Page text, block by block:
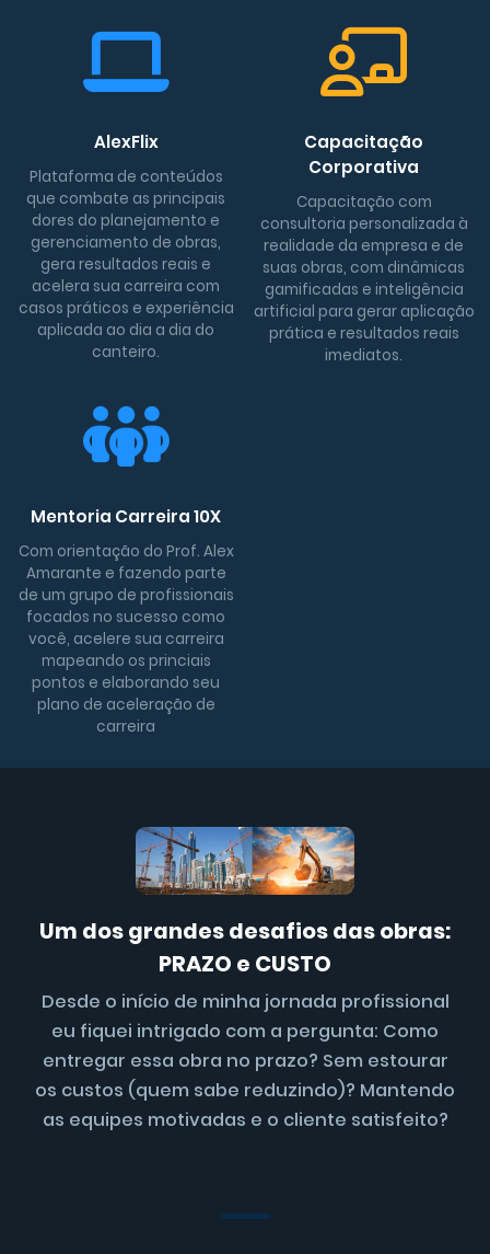
AlexFlix
Plataforma de conteúdos
que combate as principais
dores do planejamento e
gerenciamento de obras,
gera resultados reais e
acelera sua carreira com
casos práticos e experiência
aplicada ao dia a dia do
canteiro.
Capacitação
Corporativa
Capacitação com
consultoria personalizada à
realidade da empresa e de
suas obras, com dinâmicas
gamificadas e inteligência
artificial para gerar aplicação
prática e resultados reais
imediatos.
Mentoria Carreira 10X
Com orientação do Prof. Alex
Amarante e fazendo parte
de um grupo de profissionais
focados no sucesso como
você, acelere sua carreira
mapeando os princiais
pontos e elaborando seu
plano de aceleração de
carreira
Um dos grandes desafios das obras:
PRAZO e CUSTO
Desde o início de minha jornada profissional
eu fiquei intrigado com a pergunta: Como
entregar essa obra no prazo? Sem estourar
os custos (quem sabe reduzindo)? Mantendo
as equipes motivadas e o cliente satisfeito?